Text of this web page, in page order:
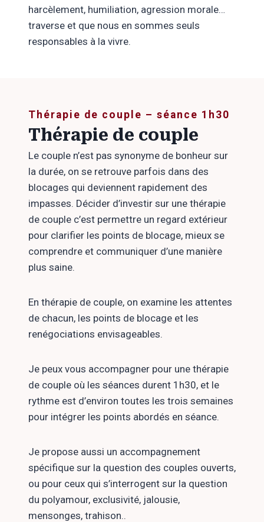
harcèlement, humiliation, agression morale…
traverse et que nous en sommes seuls
responsables à la vivre.
Thérapie de couple – séance 1h30
Thérapie de couple
Le couple n’est pas synonyme de bonheur sur
la durée, on se retrouve parfois dans des
blocages qui deviennent rapidement des
impasses. Décider d’investir sur une thérapie
de couple c’est permettre un regard extérieur
pour clarifier les points de blocage, mieux se
comprendre et communiquer d’une manière
plus saine.
En thérapie de couple, on examine les attentes
de chacun, les points de blocage et les
renégociations envisageables.
Je peux vous accompagner pour une thérapie
de couple où les séances durent 1h30, et le
rythme est d’environ toutes les trois semaines
pour intégrer les points abordés en séance.
Je propose aussi un accompagnement
spécifique sur la question des couples ouverts,
ou pour ceux qui s’interrogent sur la question
du polyamour, exclusivité, jalousie,
mensonges, trahison..